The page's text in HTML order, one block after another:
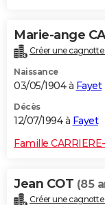
Marie-ange
Créer une cagnotte
Naissance
03/05/1904 à Fayet
Décès
12/07/1994 à Fayet
Famille
Jean COT (85
Créer une cagnotte